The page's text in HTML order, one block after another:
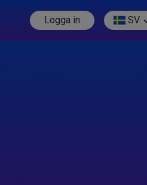
Logga in SV